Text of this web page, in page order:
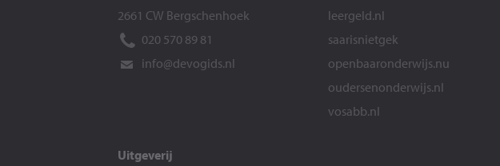
2661 CW Bergschenhoek
020 570 89 81
info@devogids.nl
leergeld.nl
saarisnietgek
openbaaronderwijs.nu
oudersenonderwijs.nl
vosabb.nl
Uitgeverij